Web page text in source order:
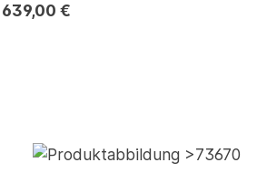
639,00 €